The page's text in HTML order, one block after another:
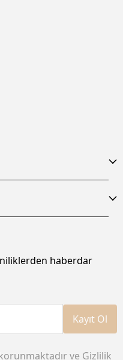
haberdar
Kayıt Ol
ve Gizlilik